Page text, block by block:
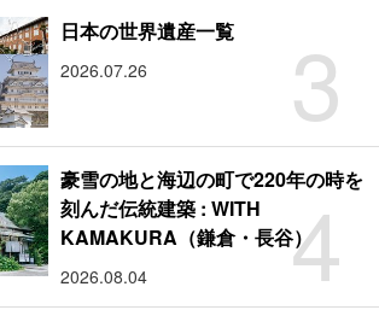
3
日本の世界遺産一覧
2026.07.26
4
豪雪の地と海辺の町で220年の時を
刻んだ伝統建築 : WITH
KAMAKURA（鎌倉・長谷）
2026.08.04